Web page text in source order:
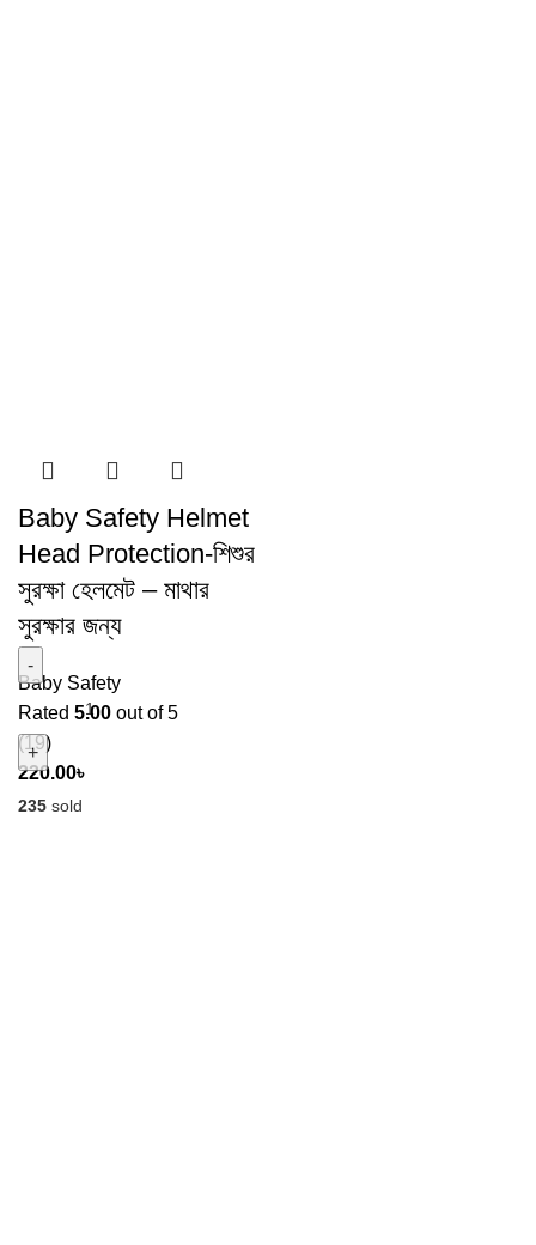
Baby Safety Helmet
Head Protection-শিশুর
সুরক্ষা হেলমেট – মাথার
সুরক্ষার জন্য
Baby Safety
Rated 5.00 out of 5
(19)
220.00৳
235 sold